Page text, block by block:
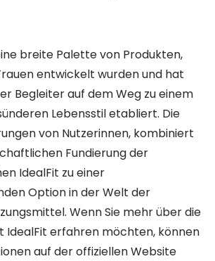
breite Palette von Produkten,
entwickelt wurden und hat
Begleiter auf dem Weg zu einem
Lebensstil etabliert. Die
von Nutzerinnen, kombiniert
Fundierung der
IdealFit zu einer
Option in der Welt der
Wenn Sie mehr über die
IdealFit erfahren möchten, können
auf der offiziellen Website